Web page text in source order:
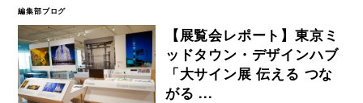
編集部ブログ
【展覧会レポート】東京ミ
ッドタウン・デザインハブ
「大サイン展 伝える つな
がる ...